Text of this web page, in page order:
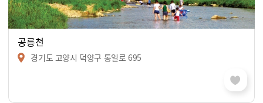
공릉천
경기도 고양시 덕양구 통일로 695